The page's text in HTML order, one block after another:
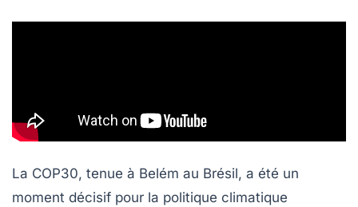
La COP30, tenue à Belém au Brésil, a été un
moment décisif pour la politique climatique